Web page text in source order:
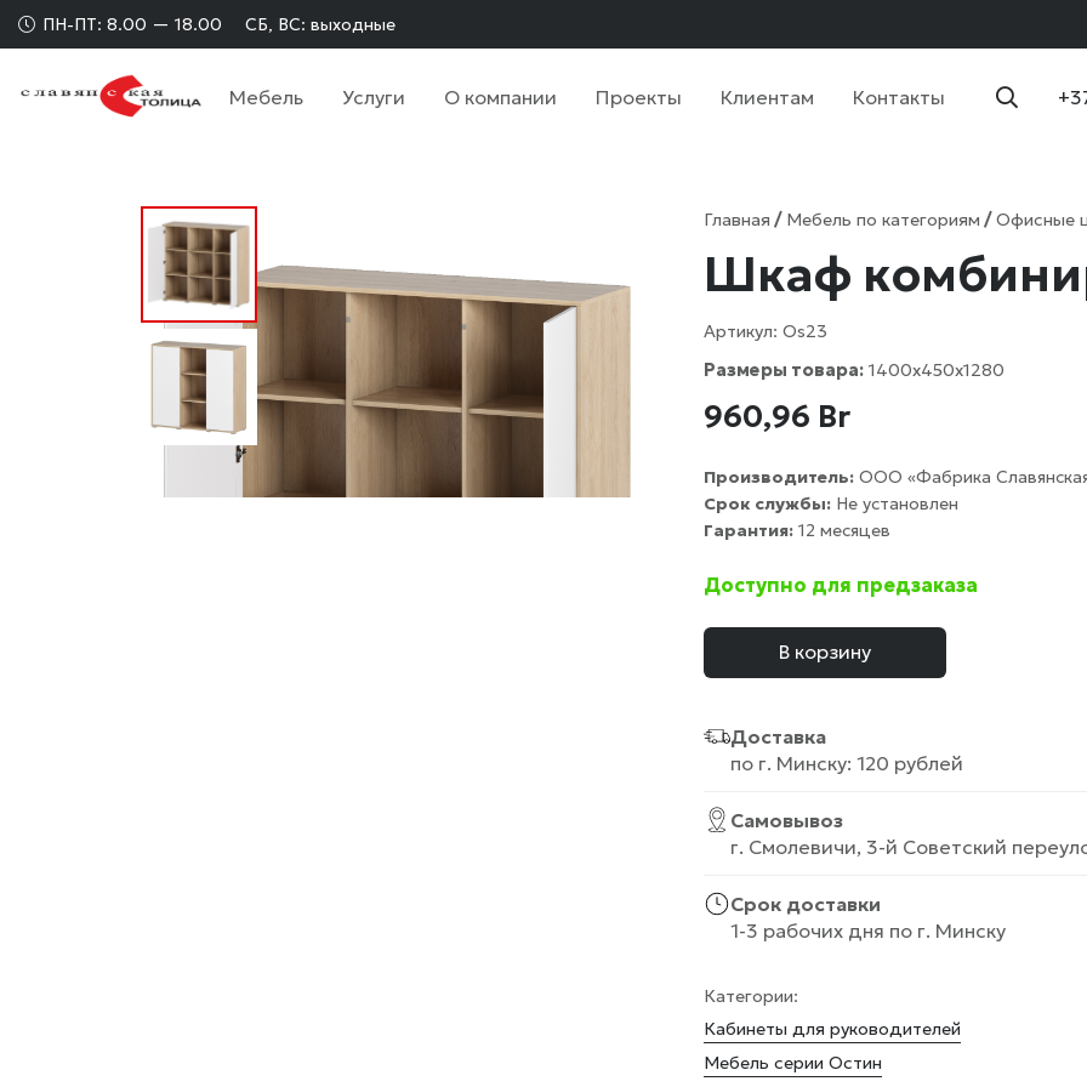
ПН-ПТ: 8.00 — 18.00 СБ, ВС: выходные
Мебель Услуги О компании Проекты Клиентам Контакты
Главная / Мебель по категориям /Офисные
Шкаф
Артикул:Os23
Размеры товара: 1400х450х1280
960,96 Br
Производитель: ООО «Фабрика
Срок службы: Не установлен
Гарантия: 12 месяцев
Доступно для предзаказа
В корзину
Доставка
по г. Минску: 120 рублей
Самовывоз
г. Смолевичи, 3-й Советский
Срок доставки
1-3 рабочих дня по г. Минску
Категории:
Кабинеты для руководителей
Мебель серии Остин